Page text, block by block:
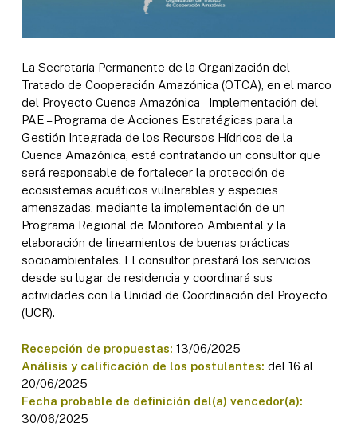
La Secretaría Permanente de la Organización del
Tratado de Cooperación Amazónica (OTCA), en el marco
del Proyecto Cuenca Amazónica – Implementación del
PAE – Programa de Acciones Estratégicas para la
Gestión Integrada de los Recursos Hídricos de la
Cuenca Amazónica, está contratando un consultor que
será responsable de fortalecer la protección de
ecosistemas acuáticos vulnerables y especies
amenazadas, mediante la implementación de un
Programa Regional de Monitoreo Ambiental y la
elaboración de lineamientos de buenas prácticas
socioambientales. El consultor prestará los servicios
desde su lugar de residencia y coordinará sus
actividades con la Unidad de Coordinación del Proyecto
(UCR).
Recepción de propuestas: 13/06/2025
Análisis y calificación de los postulantes: del 16 al
20/06/2025
Fecha probable de definición del(a) vencedor(a):
30/06/2025